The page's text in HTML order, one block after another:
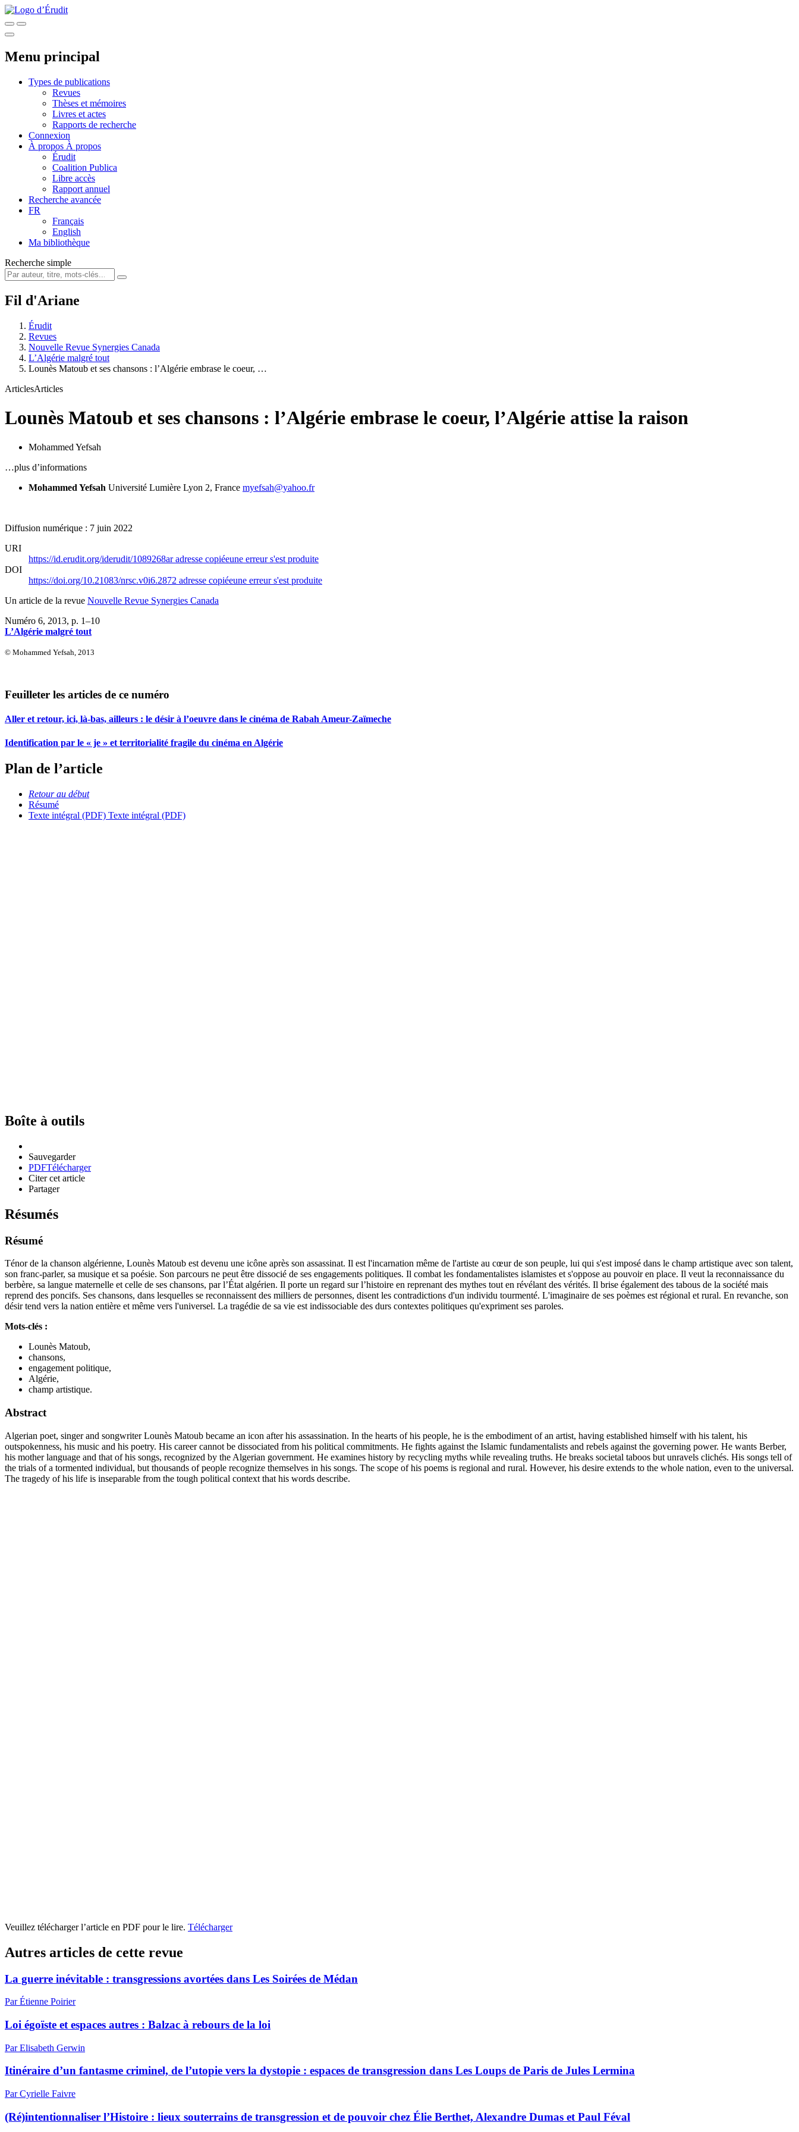
Menu principal
Types de publications
Revues
Thèses et mémoires
Livres et actes
Rapports de recherche
Connexion
À propos À propos
Érudit
Coalition Publica
Libre accès
Rapport annuel
Recherche avancée
FR
Français
English
Ma bibliothèque
Recherche simple
Fil d'Ariane
Érudit
Revues
Nouvelle Revue Synergies Canada
L’Algérie malgré tout
Lounès Matoub et ses chansons : l’Algérie embrase le coeur, …
ArticlesArticles
Lounès Matoub et ses chansons : l’Algérie embrase le coeur, l’Algérie attise la raison
Mohammed Yefsah
…plus d’informations
Mohammed Yefsah Université Lumière Lyon 2, France myefsah@yahoo.fr
Diffusion numérique : 7 juin 2022
URI
https://id.erudit.org/iderudit/1089268aradresse copiéeune erreur s'est produite
DOI
https://doi.org/10.21083/nrsc.v0i6.2872 adresse copiéeune erreur s'est produite
Un article de la revue Nouvelle Revue Synergies Canada
Numéro 6, 2013, p. 1–10
L’Algérie malgré tout
© Mohammed Yefsah, 2013
Feuilleter les articles de ce numéro
Aller et retour, ici, là-bas, ailleurs : le désir à l’oeuvre dans le cinéma de Rabah Ameur-Zaïmeche
Identification par le « je » et territorialité fragile du cinéma en Algérie
Plan de l’article
Retour au début
Résumé
Texte intégral (PDF) Texte intégral (PDF)
Boîte à outils
Sauvegarder
PDFTélécharger
Citer cet article
Partager
Résumés
Résumé
Ténor de la chanson algérienne, Lounès Matoub est devenu une icône après son assassinat. Il est l'incarnation même de l'artiste au cœur de son peuple, lui qui s'est imposé dans le champ artistique avec son talent,
son franc-parler, sa musique et sa poésie. Son parcours ne peut être dissocié de ses engagements politiques. Il combat les fondamentalistes islamistes et s'oppose au pouvoir en place. Il veut la reconnaissance du
berbère, sa langue maternelle et celle de ses chansons, par l’État algérien. Il porte un regard sur l’histoire en reprenant des mythes tout en révélant des vérités. Il brise également des tabous de la société mais
reprend des poncifs. Ses chansons, dans lesquelles se reconnaissent des milliers de personnes, disent les contradictions d'un individu tourmenté. L'imaginaire de ses poèmes est régional et rural. En revanche, son
désir tend vers la nation entière et même vers l'universel. La tragédie de sa vie est indissociable des durs contextes politiques qu'expriment ses paroles.
Mots-clés :
Lounès Matoub,
chansons,
engagement politique,
Algérie,
champ artistique.
Abstract
Algerian poet, singer and songwriter Lounès Matoub became an icon after his assassination. In the hearts of his people, he is the embodiment of an artist, having established himself with his talent, his
outspokenness, his music and his poetry. His career cannot be dissociated from his political commitments. He fights against the Islamic fundamentalists and rebels against the governing power. He wants Berber,
his mother language and that of his songs, recognized by the Algerian government. He examines history by recycling myths while revealing truths. He breaks societal taboos but unravels clichés. His songs tell of
the trials of a tormented individual, but thousands of people recognize themselves in his songs. The scope of his poems is regional and rural. However, his desire extends to the whole nation, even to the universal.
The tragedy of his life is inseparable from the tough political context that his words describe.
Veuillez télécharger l’article en PDF pour le lire. Télécharger
Autres articles de cette revue
La guerre inévitable : transgressions avortées dans Les Soirées de Médan
Par Étienne Poirier
Loi égoïste et espaces autres : Balzac à rebours de la loi
Par Elisabeth Gerwin
Itinéraire d’un fantasme criminel, de l’utopie vers la dystopie : espaces de transgression dans Les Loups de Paris de Jules Lermina
Par Cyrielle Faivre
(Ré)intentionnaliser l’Histoire : lieux souterrains de transgression et de pouvoir chez Élie Berthet, Alexandre Dumas et Paul Féval